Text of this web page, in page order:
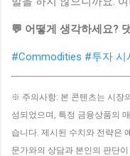
💬 어떻게 생각하세요?
#Commodities #투자 시
※ 주의사항: 본 콘텐츠는 시장
성되었으며, 특정 금융상품의
습니다. 제시된 수치와 전략은
문가와의 상담과 본인의 판단